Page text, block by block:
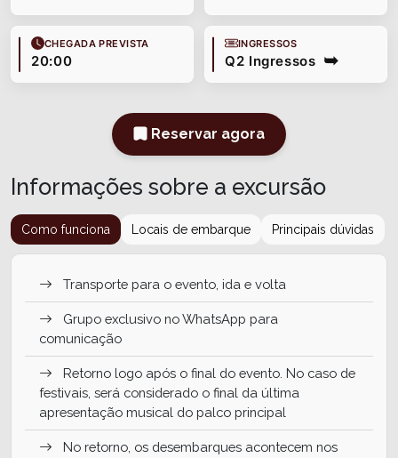
CHEGADA PREVISTA
20:00
INGRESSOS
Q2 Ingressos
Reservar agora
Informações sobre a excursão
Como funciona Locais de embarque Principais dúvidas
Transporte para o evento, ida e volta
Grupo exclusivo no WhatsApp para
comunicação
Retorno logo após o final do evento. No caso de
festivais, será considerado o final da última
apresentação musical do palco principal
No retorno, os desembarques acontecem nos